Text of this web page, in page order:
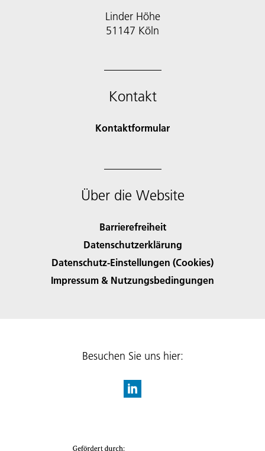
Linder Höhe
51147 Köln
Kontakt
Kontaktformular
Über die Website
Barrierefreiheit
Datenschutzerklärung
Datenschutz-Einstellungen (Cookies)
Impressum & Nutzungsbedingungen
Besuchen Sie uns hier: